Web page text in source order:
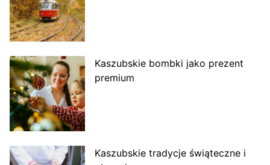
Kaszubskie bombki jako prezent
premium
Kaszubskie tradycje świąteczne i